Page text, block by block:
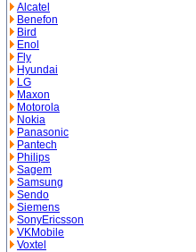
Alcatel
Benefon
Bird
Enol
Fly
Hyundai
LG
Maxon
Motorola
Nokia
Panasonic
Pantech
Philips
Sagem
Samsung
Sendo
Siemens
SonyEricsson
VKMobile
Voxtel